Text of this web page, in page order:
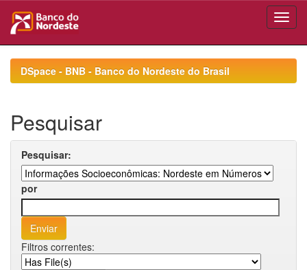
navigationDSpace - BNB - Banco do Nordeste do Brasil
Pesquisar
Pesquisar:
por
Filtros correntes: